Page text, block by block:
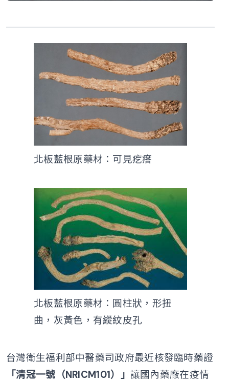
北板藍根原藥材：可見疙瘩
北板藍根原藥材：圓柱狀，形扭
曲，灰黃色，有縱紋皮孔
台灣衛生福利部中醫藥司政府最近核發臨時藥證
「清冠一號（NRICM101）」 讓國內藥廠在疫情